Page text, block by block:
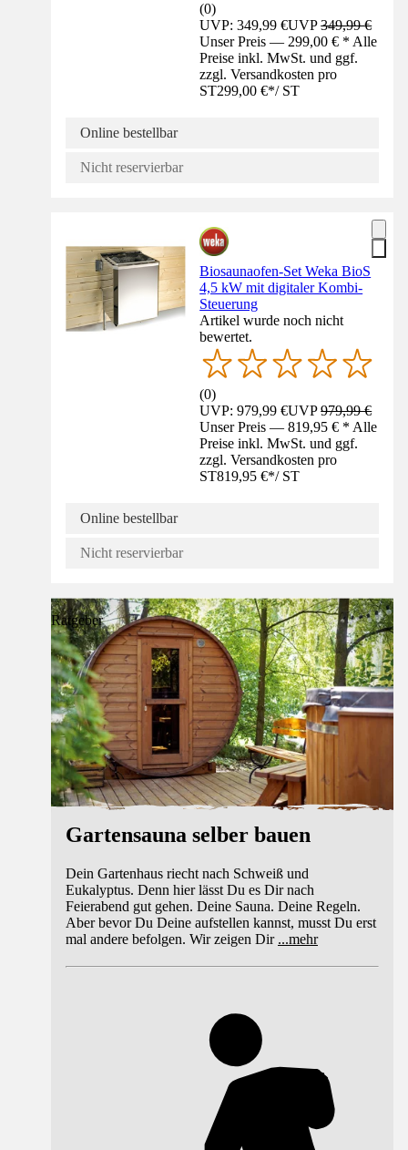
(0)
UVP: 349,99 €UVP349,99 €
Unser Preis — 299,00 € * Alle
Preise inkl. MwSt. und ggf.
zzgl. Versandkosten pro
ST299,00 €*/ ST
Online bestellbar
Nicht reservierbar
Biosaunaofen-Set Weka BioS
4,5 kW mit digitaler Kombi-
Steuerung
Artikel wurde noch nicht
bewertet.
(0)
UVP: 979,99 €UVP979,99 €
Unser Preis — 819,95 € * Alle
Preise inkl. MwSt. und ggf.
zzgl. Versandkosten pro
ST819,95 €*/ ST
Online bestellbar
Nicht reservierbar
Ratgeber
Gartensauna selber bauen
Dein Gartenhaus riecht nach Schweiß und
Eukalyptus. Denn hier lässt Du es Dir nach
Feierabend gut gehen. Deine Sauna. Deine Regeln.
Aber bevor Du Deine aufstellen kannst, musst Du erst
mal andere befolgen. Wir zeigen Dir ...mehr